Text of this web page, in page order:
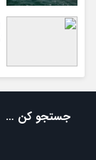
جستجو کن …